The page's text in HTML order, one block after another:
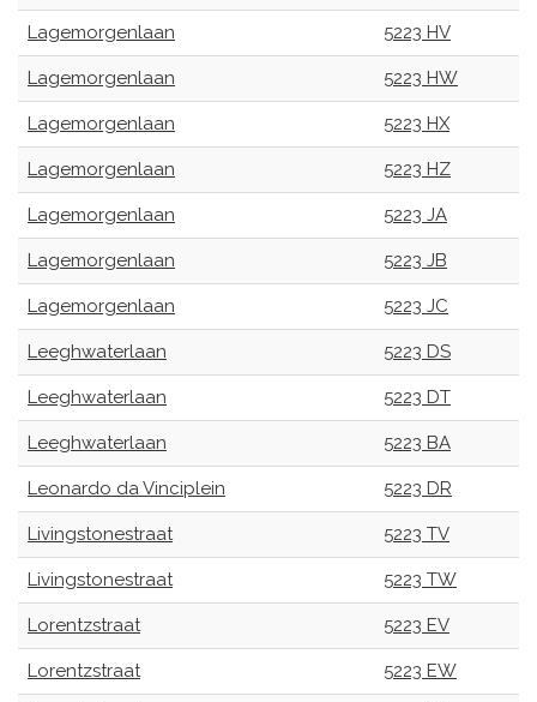
Lagemorgenlaan 5223 HV
Lagemorgenlaan 5223 HW
Lagemorgenlaan 5223 HX
Lagemorgenlaan 5223 HZ
Lagemorgenlaan 5223 JA
Lagemorgenlaan 5223 JB
Lagemorgenlaan 5223 JC
Leeghwaterlaan 5223 DS
Leeghwaterlaan 5223 DT
Leeghwaterlaan 5223 BA
Leonardo da Vinciplein 5223 DR
Livingstonestraat 5223 TV
Livingstonestraat 5223 TW
Lorentzstraat 5223 EV
Lorentzstraat 5223 EW